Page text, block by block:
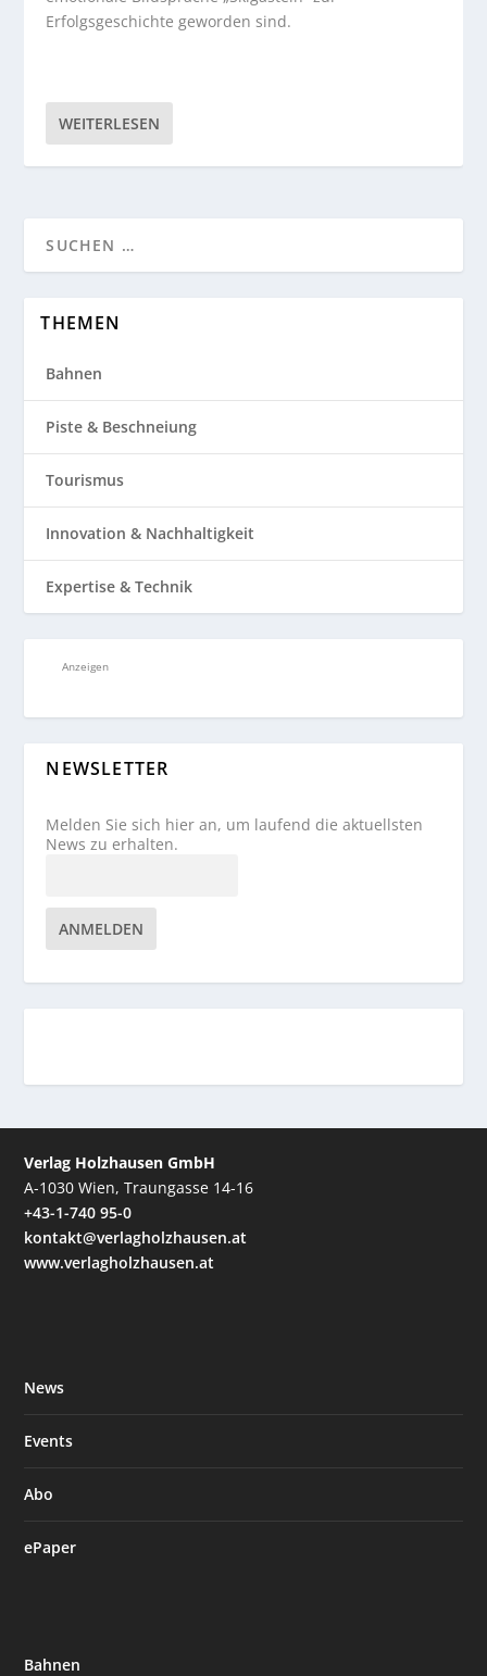
Erfolgsgeschichte geworden sind.
WEITERLESEN
THEMEN
Bahnen
Piste & Beschneiung
Tourismus
Innovation & Nachhaltigkeit
Expertise & Technik
Anzeigen
NEWSLETTER
Melden Sie sich hier an, um laufend die aktuellsten
News zu erhalten.
ANMELDEN
Verlag Holzhausen GmbH
A-1030 Wien, Traungasse 14-16
+43-1-740 95-0
kontakt@verlagholzhausen.at
www.verlagholzhausen.at
News
Events
Abo
ePaper
Bahnen